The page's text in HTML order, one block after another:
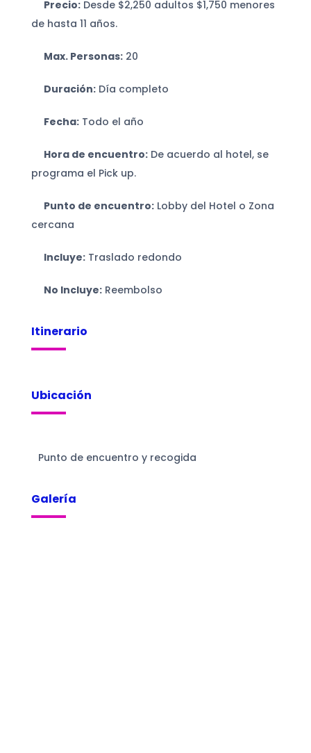
Precio:Desde $2,250 adultos $1,750 menores
de hasta 11 años.
Max. Personas:20
Duración:Día completo
Fecha:Todo el año
Hora de encuentro:De acuerdo al hotel, se
programa el Pick up.
Punto de encuentro:Lobby del Hotel o Zona
cercana
Incluye:Traslado redondo
No Incluye:Reembolso
Itinerario
Ubicación
Punto de encuentro y recogida
Galería